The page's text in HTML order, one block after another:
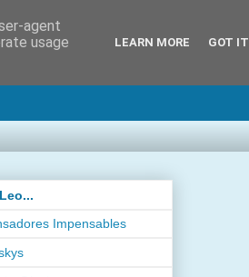
Impensables
agent
usage
LEARN MORE GOT IT